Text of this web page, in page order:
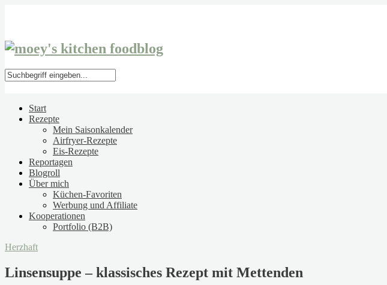
Start
Rezepte
Mein Saisonkalender
Airfryer-Rezepte
Eis-Rezepte
Reportagen
Blogroll
Über mich
Küchen-Favoriten
Werbung und Affiliate
Kooperationen
Portfolio (B2B)
Herzhaft
Linsensuppe – klassisches Rezept mit Mettenden